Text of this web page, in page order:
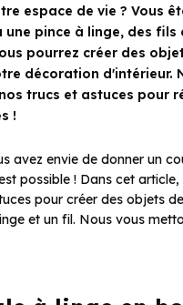
espace de vie ? Vous
une pince à linge, des fils
pourrez créer des
décoration d'intérieur.
trucs et astuces pour
!
avez envie de donner un
possible ! Dans cet
pour créer des objets
et un fil. Nous vous